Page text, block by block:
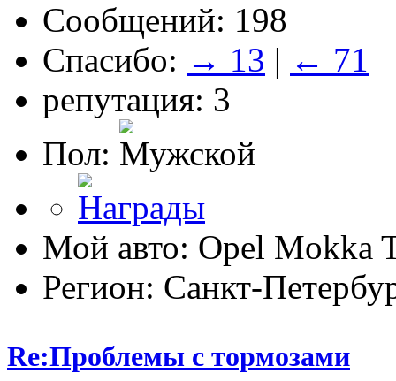
Сообщений: 198
Спасибо: → 13 | ← 71
репутация: 3
Пол:
Мой авто: Opel Mokka
Регион: Санкт-
Re:Проблемы с тормозами